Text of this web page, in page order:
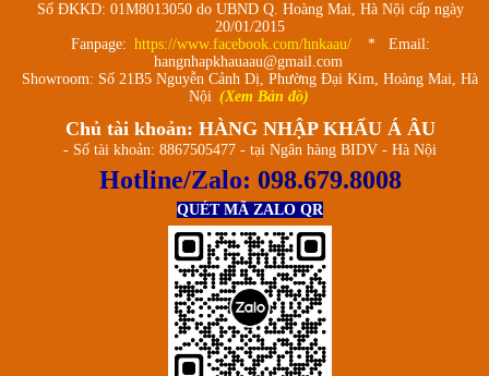
Số ĐKKD: 01M8013050 do UBND Q. Hoàng Mai, Hà Nội cấp ngày
20/01/2015
Fanpage: https://www.facebook.com/hnkaau/
* Email:
hangnhapkhauaau@gmail.com
Showroom: Số 21B5 Nguyễn Cảnh Dị, Phường Đại Kim, Hoàng Mai, Hà
Nội (Xem Bản đồ)
Chủ tài khoản: HÀNG NHẬP KHẨU Á ÂU
- Số tài khoản: 8867505477 - tại Ngân hàng BIDV - Hà Nội
Hotline/Zalo: 098.679.8008
QUÉT MÃ ZALO QR